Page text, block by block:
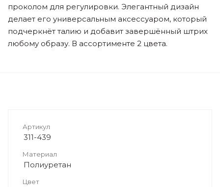
проколом для регулировки. Элегантный дизайн
делает его универсальным аксессуаром, который
подчеркнёт талию и добавит завершённый штрих
любому образу. В ассортименте 2 цвета.
Артикул
311-439
Материал
Полиуретан
Цвет